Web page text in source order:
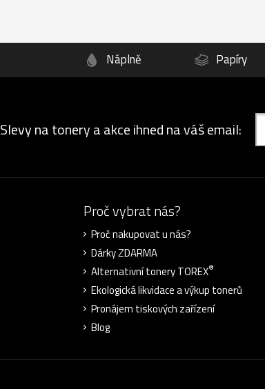
Náplně Papíry
Slevy na tonery a akce ihned na váš email:
Proč vybrat nás?
Proč nakupovat u nás?
Dárky ZDARMA
Alternativní tonery TOREX®
Ekologická likvidace a výkup tonerů
Pronájem tiskových zařízení
Blog